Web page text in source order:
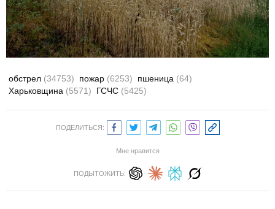
обстрел (34753) пожар (6253) пшеница (64)
Харьковщина (5571) ГСЧС (5425)
ПОДЕЛИТЬСЯ:
Мне нравится
ПОДЫТОЖИТЬ: